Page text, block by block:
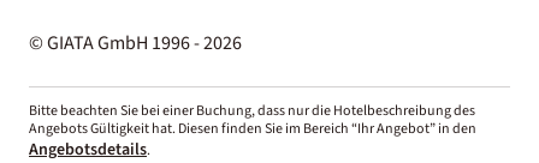
© GIATA GmbH 1996 - 2026
Bitte beachten Sie bei einer Buchung, dass nur die Hotelbeschreibung des
Angebots Gültigkeit hat. Diesen finden Sie im Bereich “Ihr Angebot” in den
Angebotsdetails.